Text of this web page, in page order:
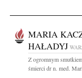
MARIA
HAŁADYJ
Z ogromnym
śmierci dr n. med.